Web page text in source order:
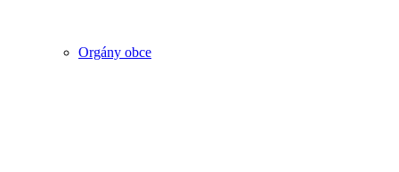
Orgány obce